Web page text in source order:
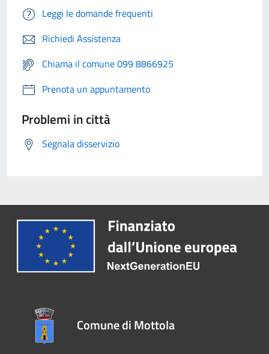
Leggi le domande frequenti
Richiedi Assistenza
Chiama il comune 099 8866925
Prenota un appuntamento
Problemi in città
Segnala disservizio
Comune di Mottola